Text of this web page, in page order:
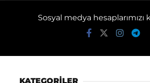
Sosyal medya hesaplarımızı
KATEGORİLER